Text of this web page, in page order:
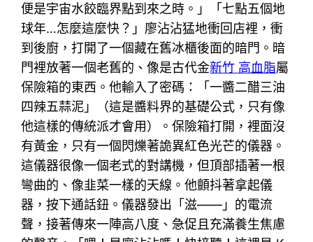
便是宇宙水餃臨界點到來之時。」「七點五個地
球年…怎麼這麼快？」廖沾沾猛地衝回店裡，衝
到後廚，打開了一個藏在舊冰櫃後面的暗門。暗
門裡放著一個老舊的、像是古代金新竹 高血脂屬
保險箱的東西。他輸入了密碼：「一醬二醋三油
四辣五蒜泥」（這是醬料界的基礎公式，只有像
他這樣的傳統派才會用）。保險箱打開，裡面沒
有黃金，只有一個閃爍著詭異紅色光芒的儀器。
這儀器很像一個老式的對講機，但頂部插著一根
彎曲的、像韭菜一樣的天線。他顫抖著拿起儀
器，按下通話鈕。儀器發出「滋——」的電流
聲，接著傳來一陣高八度、急促且充滿養生焦慮